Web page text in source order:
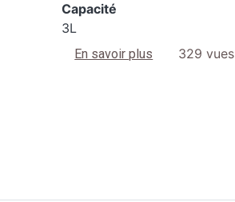
Capacité
3L
En savoir plus sur 2200 S3
329 vues